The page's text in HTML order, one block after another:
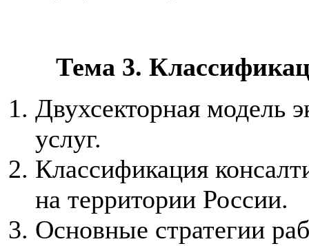
Тема 3.
Двухсекторная модель
услуг.
Классификация
на территории России.
Основные стра­тегии